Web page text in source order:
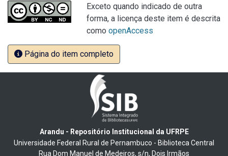
Exceto quando indicado de outra
forma, a licença deste item é descrita
como openAccess
Página do item completo
Arandu - Repositório Institucional da UFRPE
Universidade Federal Rural de Pernambuco - Biblioteca Central
Rua Dom Manuel de Medeiros, s/n, Dois Irmãos